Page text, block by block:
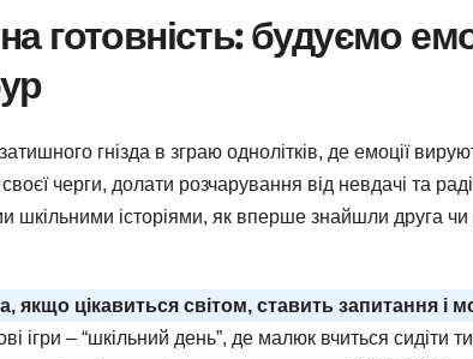
готовність: будуємо
гнізда в зграю однолітків, де емоції
черги, долати розчарування від невдачі та
шкільними історіями, як вперше знайшли друга
якщо цікавиться світом, ставить запитання і
ігри – “шкільний день”, де малюк вчиться сидіти